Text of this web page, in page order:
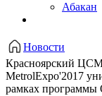
Абакан
Новости
Красноярский
MetrolExpo'2017
рамках